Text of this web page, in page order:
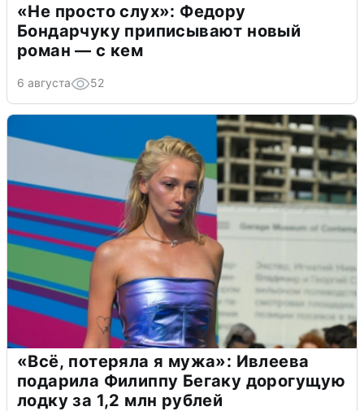
«Не просто слух»: Федору
Бондарчуку приписывают новый
роман — с кем
6 августа 52
«Всё, потеряла я мужа»: Ивлеева
подарила Филиппу Бегаку дорогущую
лодку за 1,2 млн рублей